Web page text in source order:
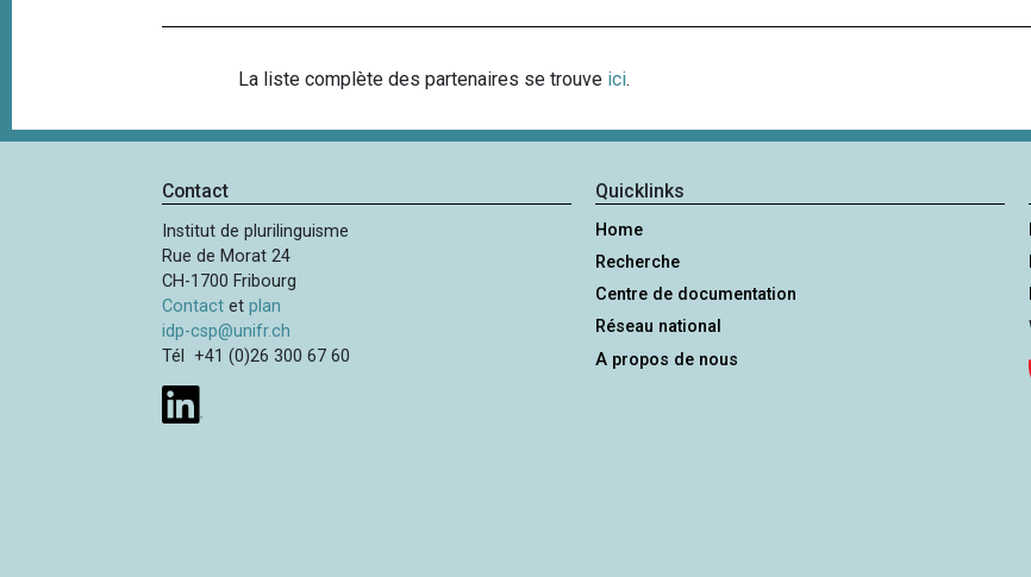
La liste complète des partenaires se trouve ici.
Contact
Institut de plurilinguisme
Rue de Morat 24
CH-1700 Fribourg
Contact etplan
idp-csp@unifr.ch
Tél +41 (0)26 300 67 60
Quicklinks
Home
Recherche
Centre de documentation
Réseau national
A propos de nous